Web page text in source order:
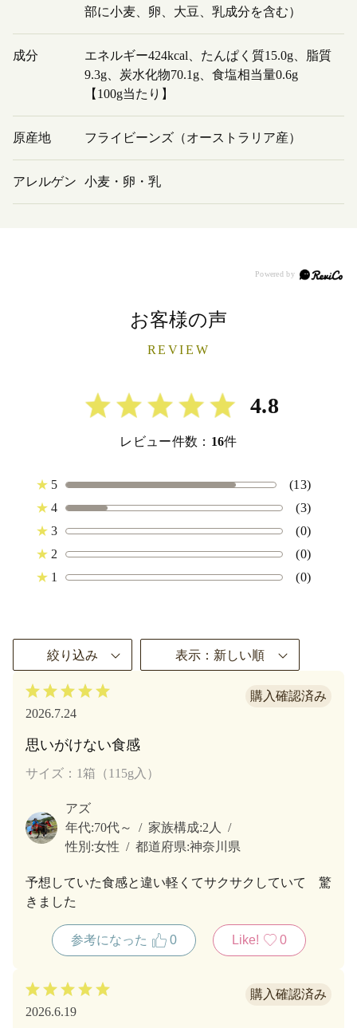
部に小麦、卵、大豆、乳成分を含む）
成分
エネルギー424kcal、たんぱく質15.0g、脂質
9.3g、炭水化物70.1g、食塩相当量0.6g
【100g当たり】
原産地 フライビーンズ（オーストラリア産）
アレルゲン 小麦・卵・乳
お客様の声
REVIEW
4.8
レビュー件数： 16件
★ 5
(13)
★ 4
(3)
★ 3
(0)
★ 2
(0)
★ 1 (0)
絞り込み 表示：新しい順
2026.7.24
思いがけない食感
サイズ：1箱（115g入）
アズ
年代:70代～ 家族構成:2人
性別:女性 都道府県:神奈川県
予想していた食感と違い軽くてサクサクしていて 驚
きました
参考になった 0 Like! 0
2026.6.19